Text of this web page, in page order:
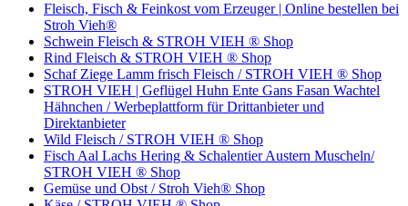
Fleisch, Fisch & Feinkost vom Erzeuger | Online bestellen bei
Stroh Vieh®
Schwein Fleisch & STROH VIEH ® Shop
Rind Fleisch & STROH VIEH ® Shop
Schaf Ziege Lamm frisch Fleisch / STROH VIEH ® Shop
STROH VIEH | Geflügel Huhn Ente Gans Fasan Wachtel
Hähnchen / Werbeplattform für Drittanbieter und
Direktanbieter
Wild Fleisch / STROH VIEH ® Shop
Fisch Aal Lachs Hering & Schalentier Austern Muscheln/
STROH VIEH ® Shop
Gemüse und Obst / Stroh Vieh® Shop